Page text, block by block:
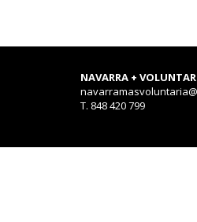
NAVARRA +
T. 848 420 799